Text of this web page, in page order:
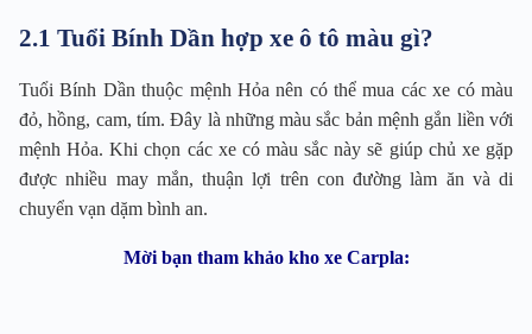
2.1 Tuổi Bính Dần hợp xe ô tô màu gì?
Tuổi Bính Dần thuộc mệnh Hỏa nên có thể mua các xe có màu
đỏ, hồng, cam, tím. Đây là những màu sắc bản mệnh gắn liền với
mệnh Hỏa. Khi chọn các xe có màu sắc này sẽ giúp chủ xe gặp
được nhiều may mắn, thuận lợi trên con đường làm ăn và di
chuyển vạn dặm bình an.
Mời bạn tham khảo kho xe Carpla: